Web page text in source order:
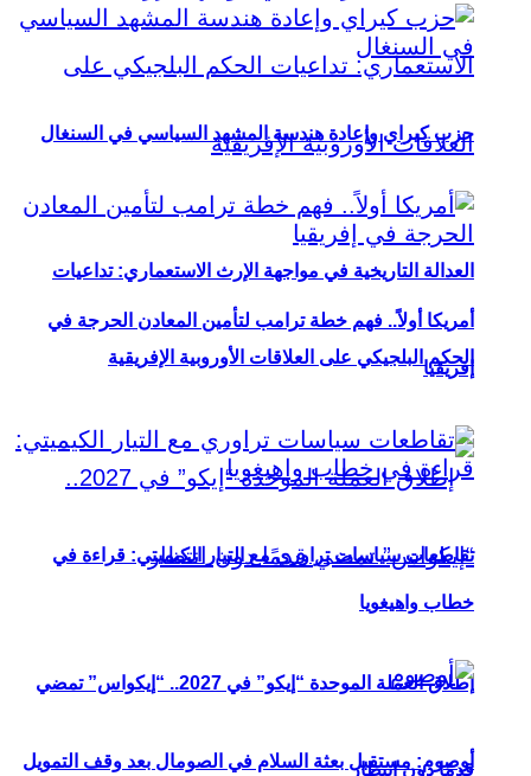
العدالة التاريخية في مواجهة الإرث الاستعماري: تداعيات
الحكم البلجيكي على العلاقات الأوروبية الإفريقية
إطلاق العملة الموحدة “إيكو” في 2027.. “إيكواس” تمضي
قدمًا دون انتظار
حزب كيراي وإعادة هندسة المشهد السياسي في السنغال
أمريكا أولاً.. فهم خطة ترامب لتأمين المعادن الحرجة في
إفريقيا
تقاطعات سياسات تراوري مع التيار الكيميتي: قراءة في
خطاب واهيغويا
أوصوم: مستقبل بعثة السلام في الصومال بعد وقف التمويل